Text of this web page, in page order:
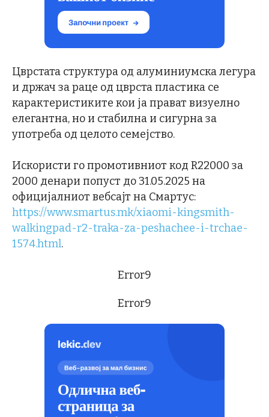
Цврстата структура од алуминиумска легура
и држач за раце од цврста пластика се
карактеристиките кои ја прават визуелно
елегантна, но и стабилна и сигурна за
употреба од целото семејство.
Искористи го промотивниот код R22000 за
2000 денари попуст до 31.05.2025 на
официјалниот вебсајт на Смартус:
https://www.smartus.mk/xiaomi-kingsmith-
walkingpad-r2-traka-za-peshachee-i-trchae-
1574.html.
Error9
Error9